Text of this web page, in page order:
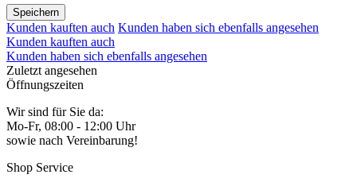
Speichern
Kunden kauften auch Kunden haben sich ebenfalls angesehen
Kunden kauften auch
Kunden haben sich ebenfalls angesehen
Zuletzt angesehen
Öffnungszeiten
Wir sind für Sie da:
Mo-Fr, 08:00 - 12:00 Uhr
sowie nach Vereinbarung!
Shop Service